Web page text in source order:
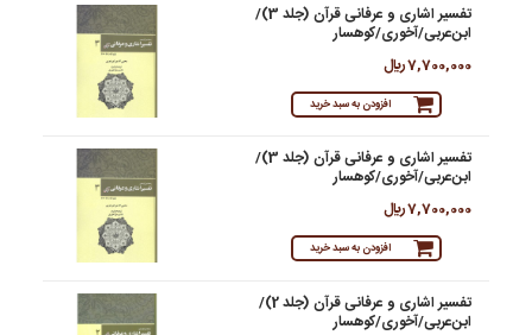
تفسیر اشاری و عرفانی قرآن (جلد 3)/
ابن‌عربی/آخوری/کوهسار
7,700,000 ريال
افزودن به سبد خرید
تفسیر اشاری و عرفانی قرآن (جلد 3)/
ابن‌عربی/آخوری/کوهسار
7,700,000 ريال
افزودن به سبد خرید
تفسیر اشاری و عرفانی قرآن (جلد 2)/
ابن‌عربی/آخوری/کوهسار